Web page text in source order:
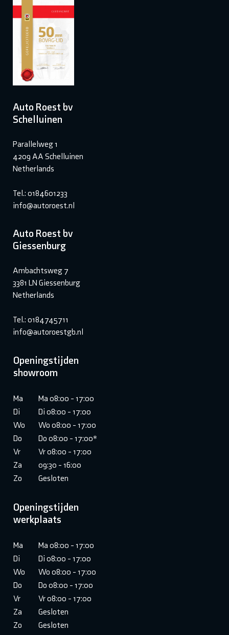
Auto Roest bv
Schelluinen
Parallelweg 1
4209 AA Schelluinen
Netherlands
Tel.: 0184601233
info@autoroest.nl
Auto Roest bv
Giessenburg
Ambachtsweg 7
3381 LN Giessenburg
Netherlands
Tel.: 0184745711
info@autoroestgb.nl
Openingstijden
showroom
Ma
Ma 08:00 - 17:00
Di
Di 08:00 - 17:00
Wo
Wo 08:00 - 17:00
Do
Do 08:00 - 17:00*
Vr
Vr 08:00 - 17:00
Za
09:30 - 16:00
Zo
Gesloten
Openingstijden
werkplaats
Ma
Ma 08:00 - 17:00
Di
Di 08:00 - 17:00
Wo
Wo 08:00 - 17:00
Do
Do 08:00 - 17:00
Vr
Vr 08:00 - 17:00
Za
Gesloten
Zo
Gesloten